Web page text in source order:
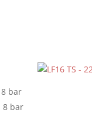
bar
8 bar